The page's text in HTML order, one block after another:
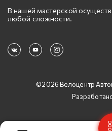
В нашей мастерской
любой сложности.
©2026 Велоцентр